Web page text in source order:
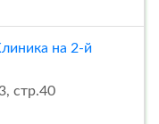
на 2-й
стр.40